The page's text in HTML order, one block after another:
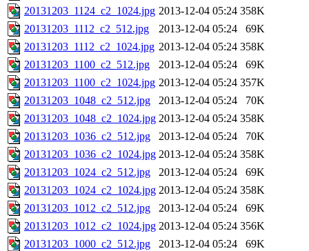
20131203_1124_c2_1024.jpg 2013-12-04 05:24 358K
20131203_1112_c2_512.jpg
2013-12-04 05:24
69K
20131203_1112_c2_1024.jpg 2013-12-04 05:24 358K
20131203_1100_c2_512.jpg
2013-12-04 05:24
69K
20131203_1100_c2_1024.jpg 2013-12-04 05:24 357K
20131203_1048_c2_512.jpg
2013-12-04 05:24
70K
20131203_1048_c2_1024.jpg 2013-12-04 05:24 358K
20131203_1036_c2_512.jpg
2013-12-04 05:24
70K
20131203_1036_c2_1024.jpg 2013-12-04 05:24 358K
20131203_1024_c2_512.jpg
2013-12-04 05:24
69K
20131203_1024_c2_1024.jpg 2013-12-04 05:24 358K
20131203_1012_c2_512.jpg
2013-12-04 05:24
69K
20131203_1012_c2_1024.jpg 2013-12-04 05:24 356K
20131203_1000_c2_512.jpg
2013-12-04 05:24
69K